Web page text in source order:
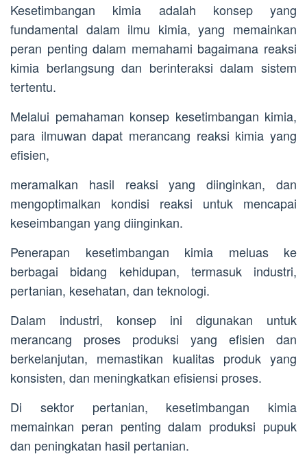
Kesetimbangan kimia adalah konsep yang
fundamental dalam ilmu kimia, yang memainkan
peran penting dalam memahami bagaimana reaksi
kimia berlangsung dan berinteraksi dalam sistem
tertentu.
Melalui pemahaman konsep kesetimbangan kimia,
para ilmuwan dapat merancang reaksi kimia yang
efisien,
meramalkan hasil reaksi yang diinginkan, dan
mengoptimalkan kondisi reaksi untuk mencapai
keseimbangan yang diinginkan.
Penerapan kesetimbangan kimia meluas ke
berbagai bidang kehidupan, termasuk industri,
pertanian, kesehatan, dan teknologi.
Dalam industri, konsep ini digunakan untuk
merancang proses produksi yang efisien dan
berkelanjutan, memastikan kualitas produk yang
konsisten, dan meningkatkan efisiensi proses.
Di sektor pertanian, kesetimbangan kimia
memainkan peran penting dalam produksi pupuk
dan peningkatan hasil pertanian.